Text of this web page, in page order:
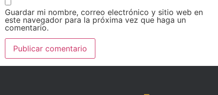
Guardar mi nombre, correo electrónico y sitio web en
este navegador para la próxima vez que haga un
comentario.